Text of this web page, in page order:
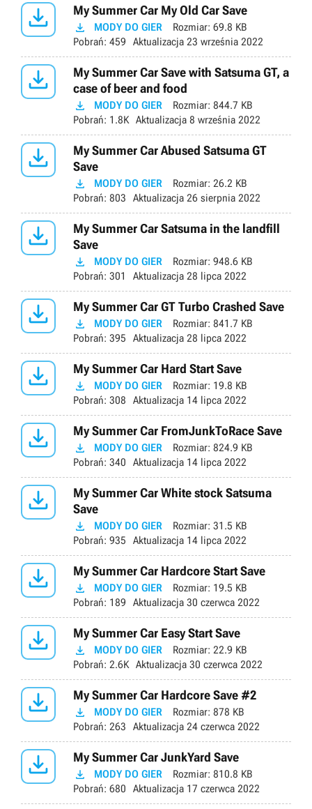
 My Summer Car My Old Car Save
 MODY DO GIER Rozmiar: 69.8 KB
Pobrań: 459 Aktualizacja 23 września 2022

My Summer Car Save with Satsuma GT, a
case of beer and food
 MODY DO GIER Rozmiar: 844.7 KB
Pobrań: 1.8K Aktualizacja 8 września 2022

My Summer Car Abused Satsuma GT
Save
 MODY DO GIER Rozmiar: 26.2 KB
Pobrań: 803 Aktualizacja 26 sierpnia 2022

My Summer Car Satsuma in the landfill
Save
 MODY DO GIER Rozmiar: 948.6 KB
Pobrań: 301 Aktualizacja 28 lipca 2022
 My Summer Car GT Turbo Crashed Save
 MODY DO GIER Rozmiar: 841.7 KB
Pobrań: 395 Aktualizacja 28 lipca 2022
 My Summer Car Hard Start Save
 MODY DO GIER Rozmiar: 19.8 KB
Pobrań: 308 Aktualizacja 14 lipca 2022
 My Summer Car FromJunkToRace Save
 MODY DO GIER Rozmiar: 824.9 KB
Pobrań: 340 Aktualizacja 14 lipca 2022

My Summer Car White stock Satsuma
Save
 MODY DO GIER Rozmiar: 31.5 KB
Pobrań: 935 Aktualizacja 14 lipca 2022
 My Summer Car Hardcore Start Save
 MODY DO GIER Rozmiar: 19.5 KB
Pobrań: 189 Aktualizacja 30 czerwca 2022
 My Summer Car Easy Start Save
 MODY DO GIER Rozmiar: 22.9 KB
Pobrań: 2.6K Aktualizacja 30 czerwca 2022
 My Summer Car Hardcore Save #2
 MODY DO GIER Rozmiar: 878 KB
Pobrań: 263 Aktualizacja 24 czerwca 2022
 My Summer Car JunkYard Save
 MODY DO GIER Rozmiar: 810.8 KB
Pobrań: 680 Aktualizacja 17 czerwca 2022